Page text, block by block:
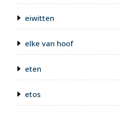
eiwitten
elke van hoof
eten
etos